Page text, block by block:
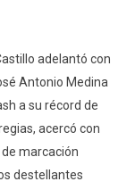
adelantó con
Antonio Medina
a su récord de
acercó con
marcación
destellantes